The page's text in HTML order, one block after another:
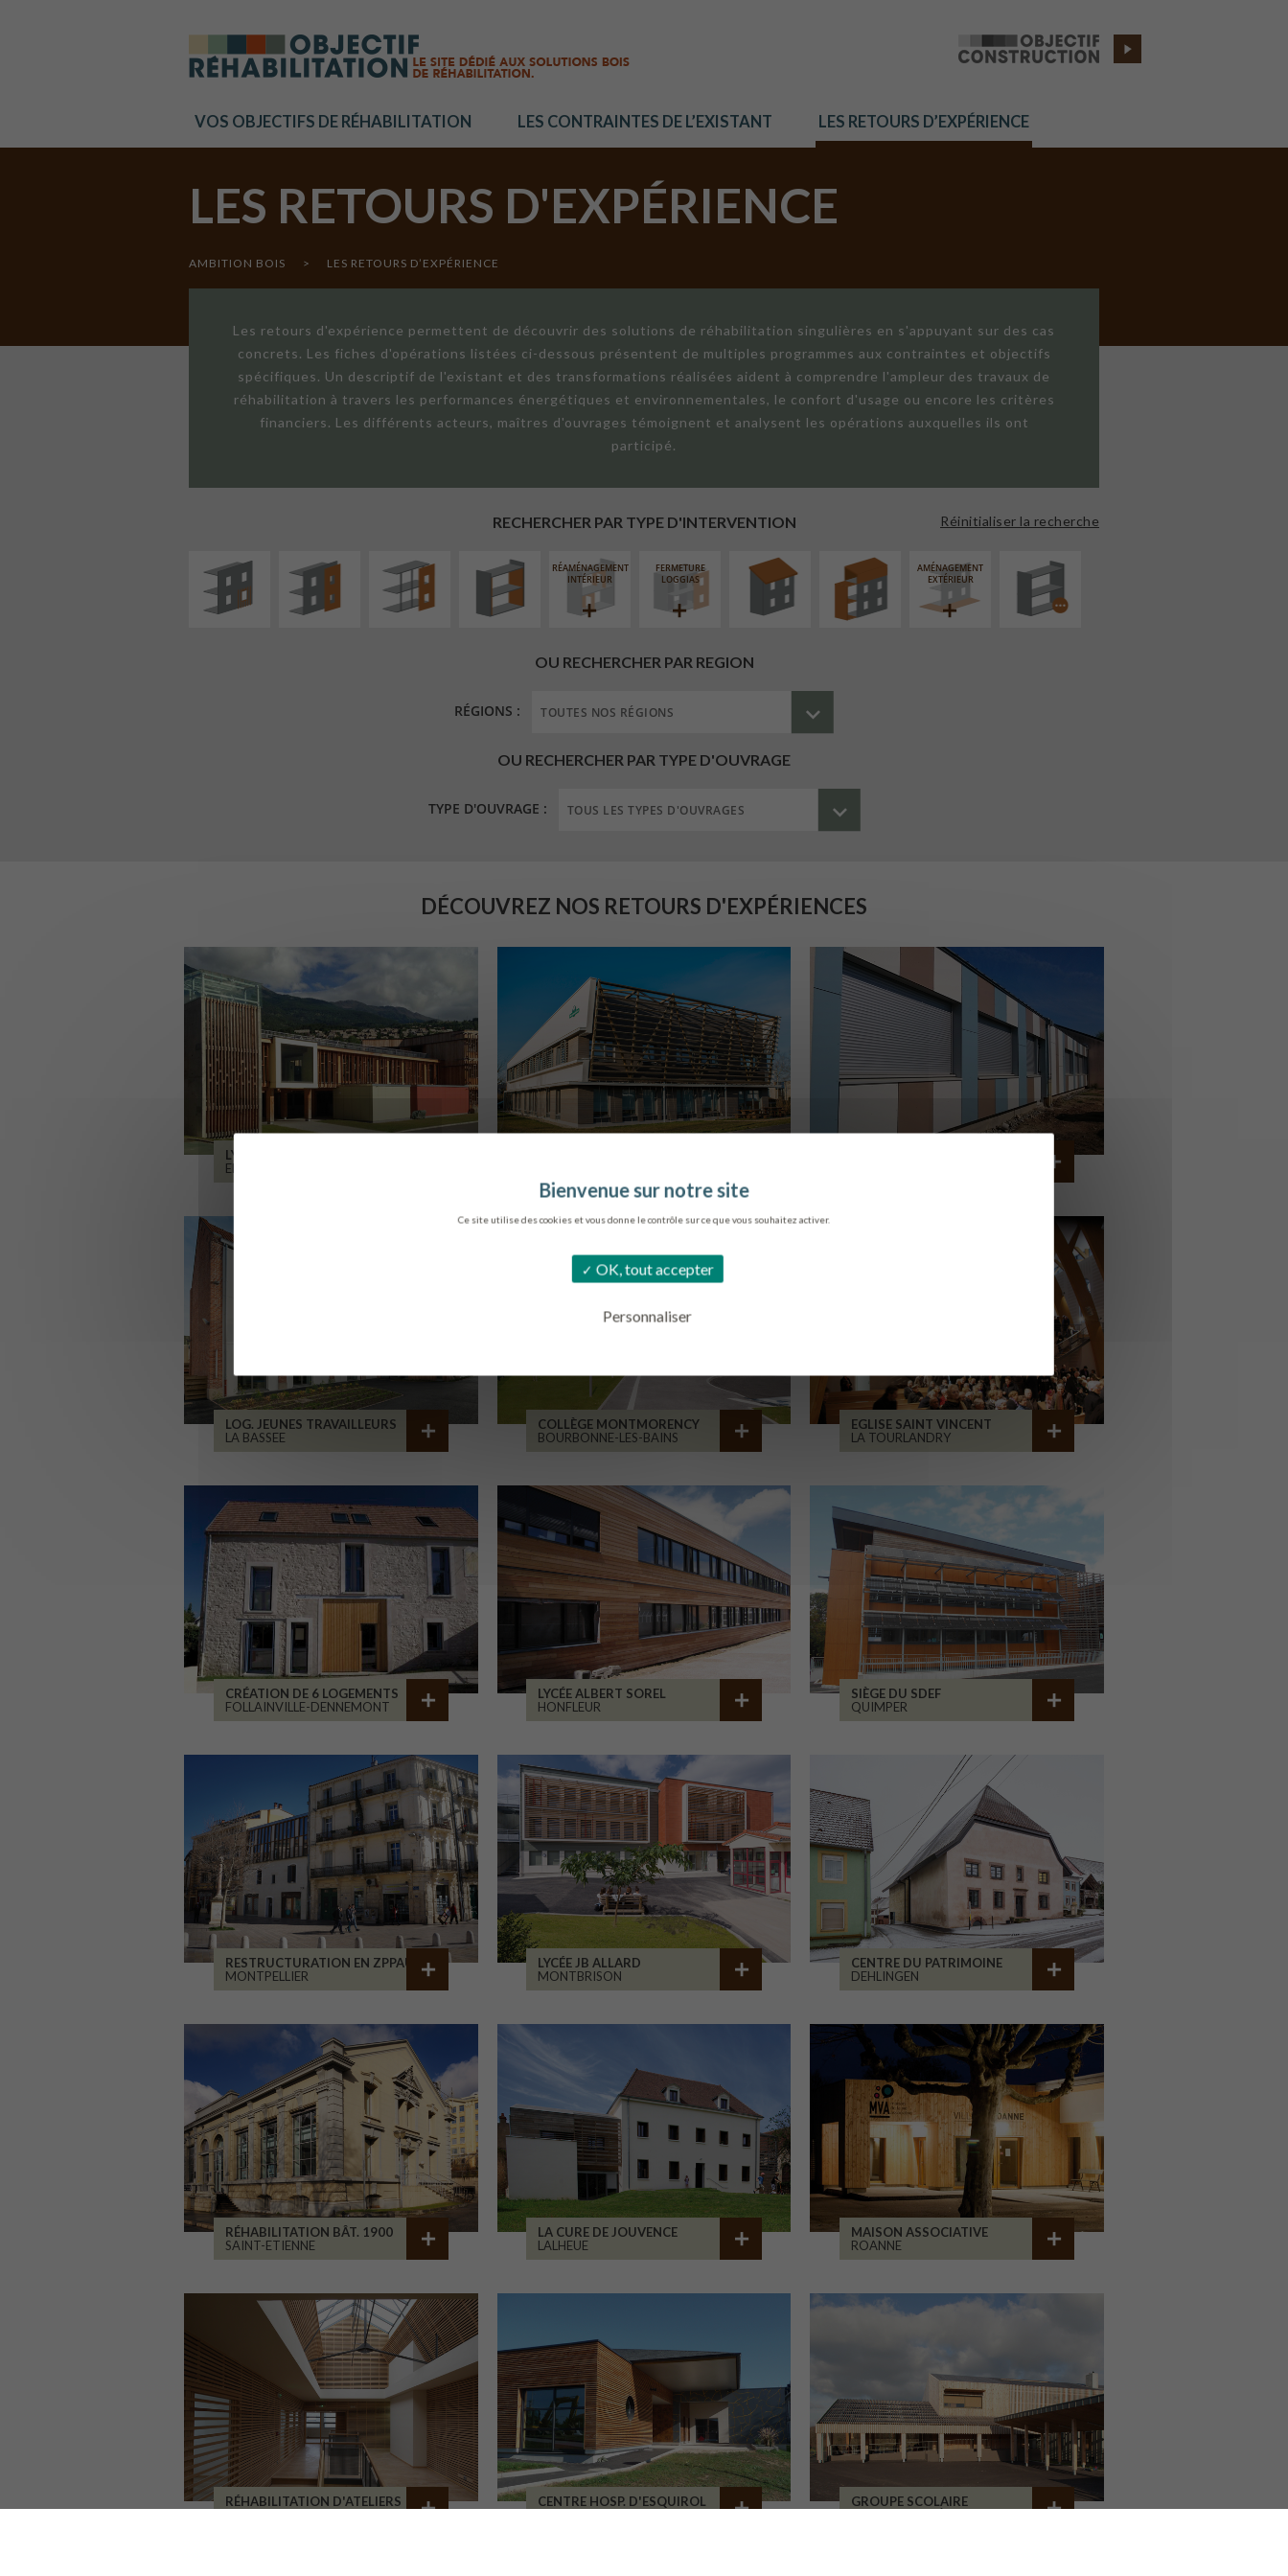
Ce site utilise des cookies et vous donne le contrôle sur ce que vous souhaitez activer.
OK, tout accepter
Personnaliser
VOS OBJECTIFS DE RÉHABILITATION LES CONTRAINTES DE L’EXISTANT LES RETOURS D’EXPÉRIENCE
LES RETOURS D'EXPÉRIENCE
AMBITION BOIS > LES RETOURS D’EXPÉRIENCE
Les retours d'expérience permettent de découvrir des solutions de réhabilitation singulières en s'appuyant sur des cas
concrets. Les fiches d'opérations listées ci-dessous présentent de multiples programmes aux contraintes et objectifs
spécifiques. Un descriptif de l'existant et des transformations réalisées aident à comprendre l'ampleur des travaux de
réhabilitation à travers les performances énergétiques et environnementales, le confort d'usage ou encore les critères
financiers. Les différents acteurs, maîtres d'ouvrages témoignent et analysent les opérations auxquelles ils ont
participé.
RECHERCHER PAR TYPE D'INTERVENTION Réinitialiser la recherche
ISOLATION
INTÉRIEURE
RÉAMÉNAGEMENT
INTÉRIEUR
FERMETURE
LOGGIAS
AMÉNAGEMENT
EXTÉRIEUR
OU RECHERCHER PAR REGION
RÉGIONS :
OU RECHERCHER PAR TYPE D'OUVRAGE
TYPE D'OUVRAGE :
DÉCOUVREZ NOS RETOURS D'EXPÉRIENCES
LYCÉE ALPES ET DURANCE
EMBRUN
LOG. JEUNES TRAVAILLEURS
LA BASSEE
COLLÈGE MONTMORENCY
BOURBONNE-LES-BAINS
EGLISE SAINT VINCENT
LA TOURLANDRY
CRÉATION DE 6 LOGEMENTS
FOLLAINVILLE-DENNEMONT
LYCÉE ALBERT SOREL
HONFLEUR
SIÈGE DU SDEF
QUIMPER
RESTRUCTURATION EN ZPPAUP
MONTPELLIER
LYCÉE JB ALLARD
MONTBRISON
CENTRE DU PATRIMOINE
DEHLINGEN
RÉHABILITATION BÂT. 1900
SAINT-ETIENNE
LA CURE DE JOUVENCE
LALHEUE
MAISON ASSOCIATIVE
ROANNE
RÉHABILITATION D'ATELIERS
CENTRE HOSP. D'ESQUIROL
GROUPE SCOLAIRE